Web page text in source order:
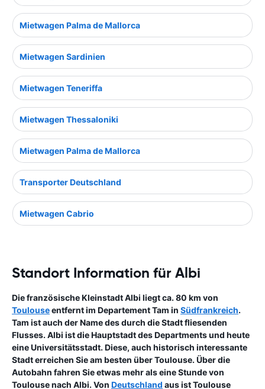
Mietwagen Palma de Mallorca
Mietwagen Sardinien
Mietwagen Teneriffa
Mietwagen Thessaloniki
Mietwagen Palma de Mallorca
Transporter Deutschland
Mietwagen Cabrio
Standort Information für Albi
Die französische Kleinstadt Albi liegt ca. 80 km von
Toulouseentfernt im Departement Tam in Südfrankreich.
Tam ist auch der Name des durch die Stadt fliesenden
Flusses. Albi ist die Hauptstadt des Departments und heute
eine Universitätsstadt. Diese, auch historisch interessante
Stadt erreichen Sie am besten über Toulouse. Über die
Autobahn fahren Sie etwas mehr als eine Stunde von
Toulouse nach Albi. Von Deutschland aus ist Toulouse